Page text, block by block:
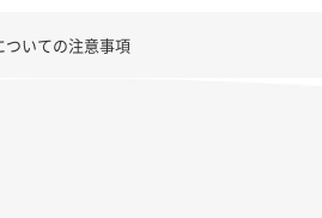
ついての注意事項